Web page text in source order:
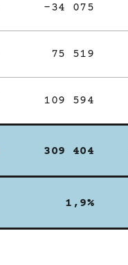
-34 075
75 519
109 594
309 404
1,9%